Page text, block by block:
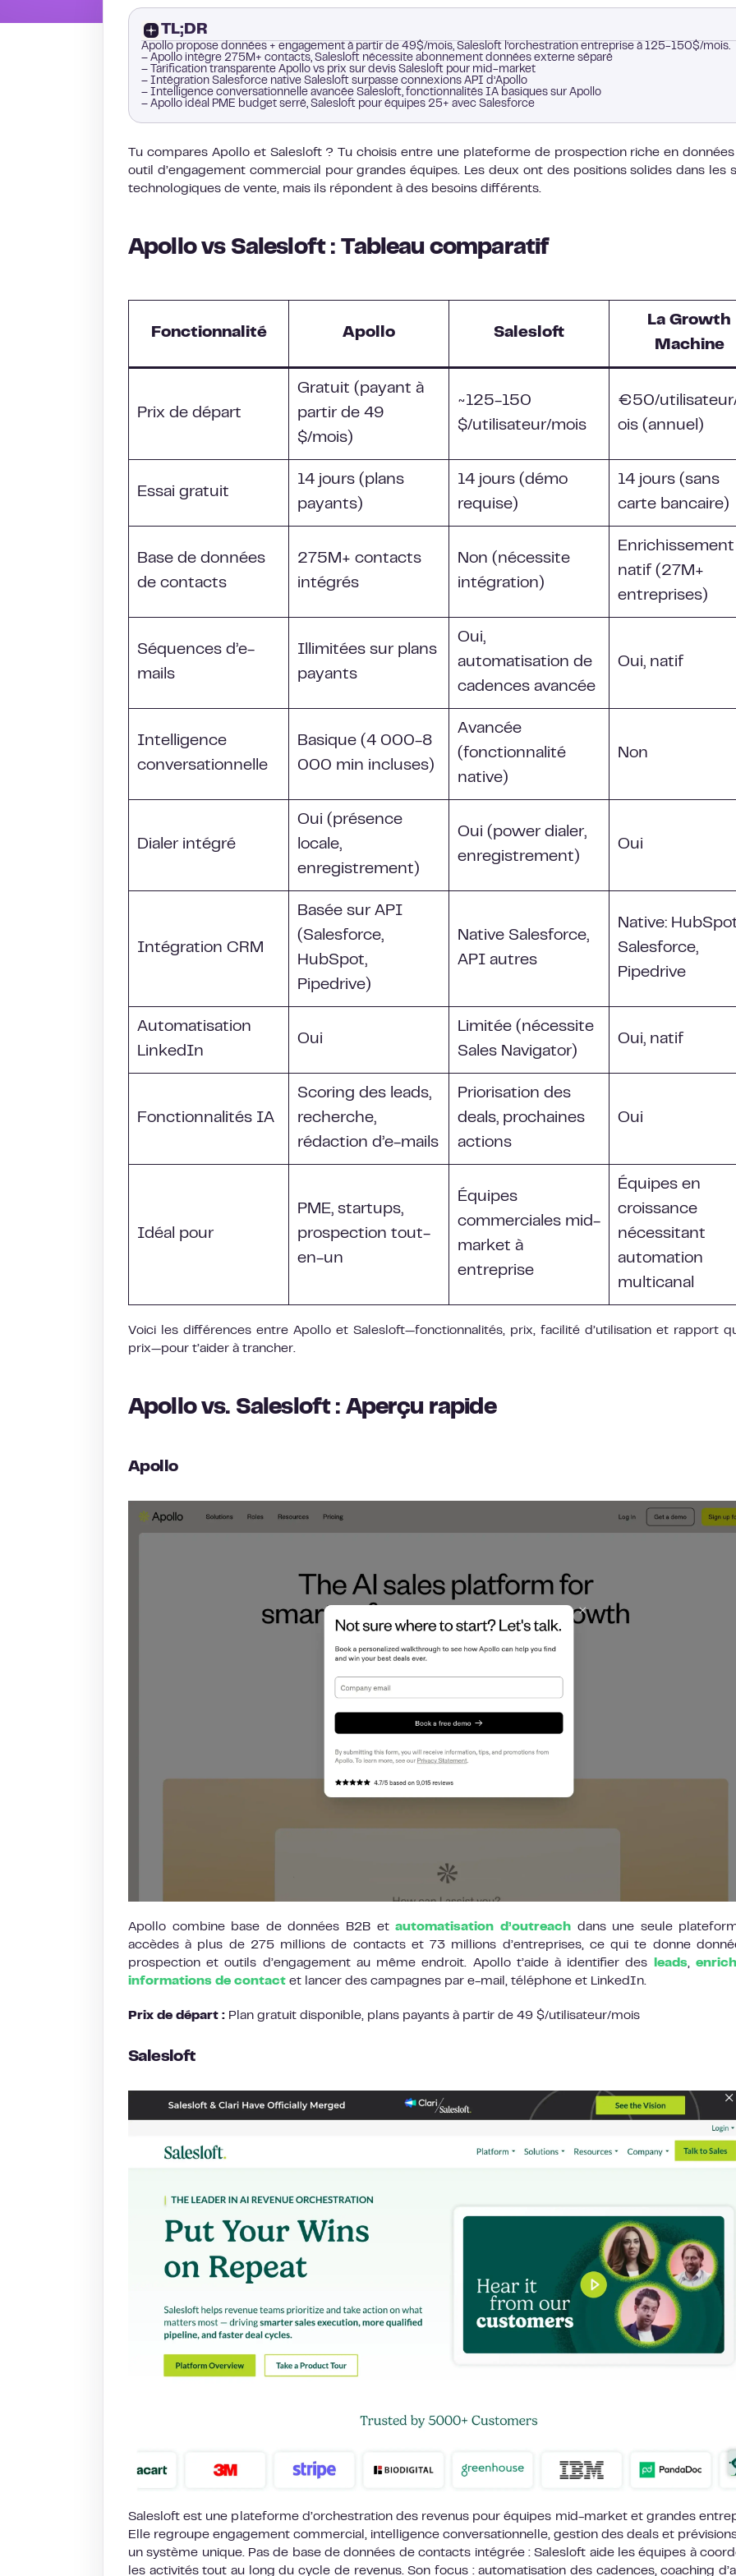
TL;DR
Apollo propose données + engagement à partir de 49$/mois, Salesloft l’orchestration entreprise à 125-150$/mois.
– Apollo intègre 275M+ contacts, Salesloft nécessite abonnement données externe séparé
– Tarification transparente Apollo vs prix sur devis Salesloft pour mid-market
– Intégration Salesforce native Salesloft surpasse connexions API d’Apollo
– Intelligence conversationnelle avancée Salesloft, fonctionnalités IA basiques sur Apollo
– Apollo idéal PME budget serré, Salesloft pour équipes 25+ avec Salesforce
Tu compares Apollo et Salesloft ? Tu choisis entre une plateforme de prospection riche en
outil d’engagement commercial pour grandes équipes. Les deux ont des positions solides dans les
technologiques de vente, mais ils répondent à des besoins différents.
Apollo vs Salesloft : Tableau comparatif
Fonctionnalité Apollo Salesloft
La Growth
Machine
Prix de départ
Gratuit (payant à
partir de 49
$/mois)
~125-150
$/utilisateur/mois
€50/
ois (annuel)
Essai gratuit
14 jours (plans
payants)
14 jours (démo
requise)
14 jours (sans
carte bancaire)
Base de données
de contacts
275M+ contacts
intégrés
Non (nécessite
intégration)
Enrichissement
natif (27M+
entreprises)
Séquences d’e-
mails
Illimitées sur plans
payants
Oui,
automatisation de
cadences avancée
Oui, natif
Intelligence
conversationnelle
Basique (4 000-8
000 min incluses)
Avancée
(fonctionnalité
native)
Non
Dialer intégré
Oui (présence
locale,
enregistrement)
Oui (power dialer,
enregistrement)
Oui
Intégration CRM
Basée sur API
(Salesforce,
HubSpot,
Pipedrive)
Native Salesforce,
API autres
Native:
Salesforce,
Pipedrive
Automatisation
LinkedIn
Oui
Limitée (nécessite
Sales Navigator)
Oui, natif
Fonctionnalités IA
Scoring des leads,
recherche,
rédaction d’e-mails
Priorisation des
deals, prochaines
actions
Oui
Idéal pour
PME, startups,
prospection tout-
en-un
Équipes
commerciales mid-
market à
entreprise
Équipes en
croissance
nécessitant
automation
multicanal
Voici les différences entre Apollo et Salesloft—fonctionnalités, prix, facilité d’utilisation et rapport
prix—pour t’aider à trancher.
Apollo vs. Salesloft : Aperçu rapide
Apollo
Apollo combine base de données B2B etautomatisation d’outreachdans une seule
accèdes à plus de 275 millions de contacts et 73 millions d’entreprises, ce qui te donne
prospection et outils d’engagement au même endroit. Apollo t’aide à identifier des
leads,
informations de contact et lancer des campagnes par e-mail, téléphone et LinkedIn.
Prix de départ : Plan gratuit disponible, plans payants à partir de 49 $/utilisateur/mois
Salesloft
Salesloft est une plateforme d’orchestration des revenus pour équipes mid-market et grandes
Elle regroupe engagement commercial, intelligence conversationnelle, gestion des deals et
un système unique. Pas de base de données de contacts intégrée : Salesloft aide les équipes à
les activités tout au long du cycle de revenus. Son focus : automatisation des cadences, coaching